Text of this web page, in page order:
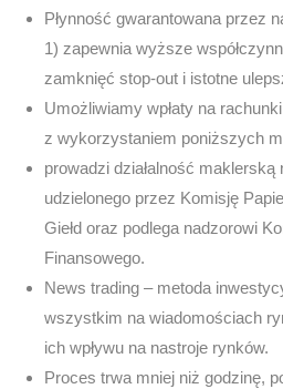
Płynność gwarantowana przez
1) zapewnia wyższe
zamknięć stop-out i istotne
Umożliwiamy wpłaty na
z wykorzystaniem poniższych
prowadzi działalność
udzielonego przez Komisję
Giełd oraz podlega nadzorowi
Finansowego.
News trading – metoda
wszystkim na wiadomościach
ich wpływu na nastroje rynków.
Proces trwa mniej niż godzinę,